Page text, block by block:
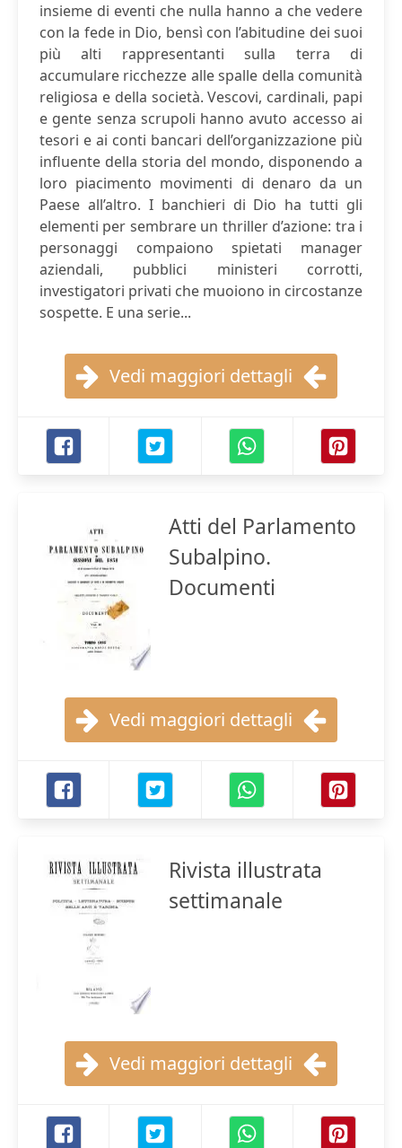
insieme di eventi che nulla hanno a che vedere
con la fede in Dio, bensì con l’abitudine dei suoi
più alti rappresentanti sulla terra di
accumulare ricchezze alle spalle della comunità
religiosa e della società. Vescovi, cardinali, papi
e gente senza scrupoli hanno avuto accesso ai
tesori e ai conti bancari dell’organizzazione più
influente della storia del mondo, disponendo a
loro piacimento movimenti di denaro da un
Paese all’altro. I banchieri di Dio ha tutti gli
elementi per sembrare un thriller d’azione: tra i
personaggi compaiono spietati manager
aziendali, pubblici ministeri corrotti,
investigatori privati che muoiono in circostanze
sospette. E una serie...
Vedi maggiori dettagli
Atti del Parlamento
Subalpino.
Documenti
Vedi maggiori dettagli
Rivista illustrata
settimanale
Vedi maggiori dettagli